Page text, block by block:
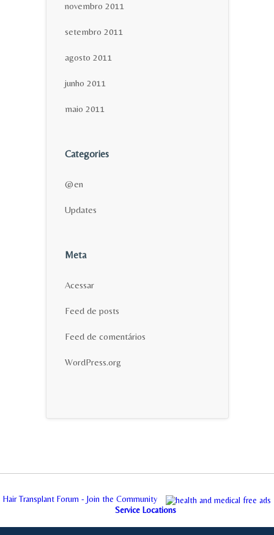
novembro 2011
setembro 2011
agosto 2011
junho 2011
maio 2011
Categories
@en
Updates
Meta
Acessar
Feed de posts
Feed de comentários
WordPress.org
Hair Transplant Forum - Join the Community
Service Locations